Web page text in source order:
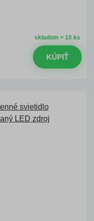
skladom > 10 ks
KÚPIŤ